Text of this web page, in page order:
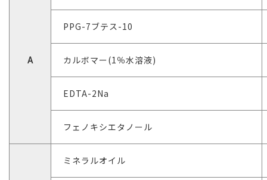
A
PPG-7ブテス-10
カルボマー(1％水溶液)
EDTA-2Na
フェノキシエタノール
ミネラルオイル